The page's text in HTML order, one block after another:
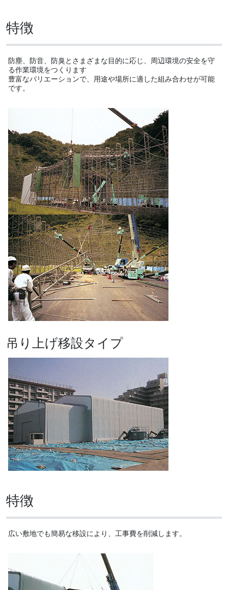
特徴
防塵、防音、防臭とさまざまな目的に応じ、周辺環境の安全を守
る作業環境をつくります
豊富なバリエーションで、用途や場所に適した組み合わせが可能
です。
吊り上げ移設タイプ
特徴
広い敷地でも簡易な移設により、工事費を削減します。